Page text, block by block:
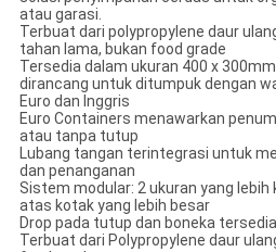
atau garasi.
Terbuat dari polypropylene daur
tahan lama, bukan food grade
Tersedia dalam ukuran 400 x
dirancang untuk ditumpuk dengan
Euro dan Inggris
Euro Containers menawarkan
atau tanpa tutup
Lubang tangan terintegrasi untuk
dan penanganan
Sistem modular: 2 ukuran yang
atas kotak yang lebih besar
Drop pada tutup dan boneka tersedia
Terbuat dari Polypropylene daur